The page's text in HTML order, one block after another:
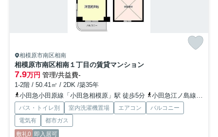
相模原市南区相南
相模原市南区相南１丁目の賃貸マンション
7.9万円 管理/共益費-
1-2階 / 50.41㎡ / 2DK /築35年
小田急小田原線「小田急相模原」駅 徒歩5分
小田急江ノ島線「東林間」駅 徒歩15分
バス・トイレ別 室内洗濯機置場 エアコン
バルコニー
電気有
都市ガス
敷礼0 即入居可